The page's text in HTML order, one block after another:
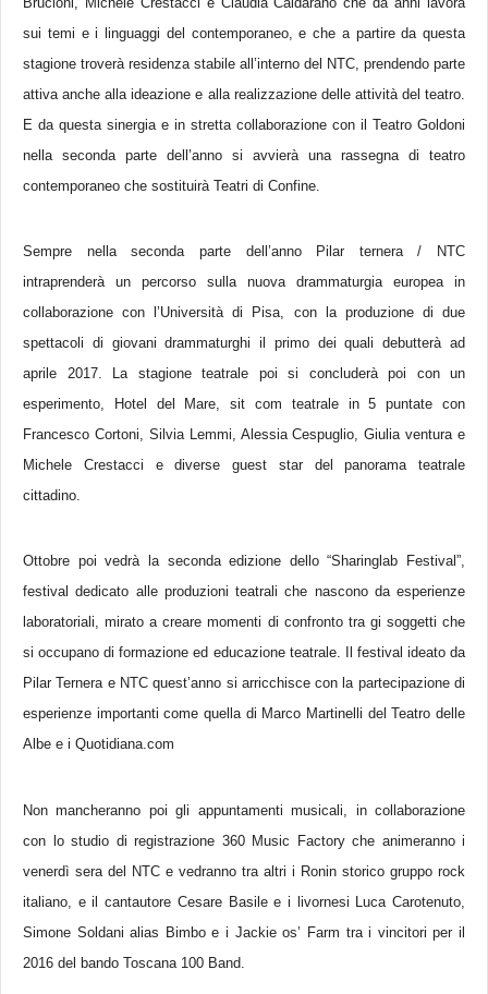
sui temi e i linguaggi del contemporaneo, e che a partire da questa
stagione troverà residenza stabile all’interno del NTC, prendendo parte
attiva anche alla ideazione e alla realizzazione delle attività del teatro.
E da questa sinergia e in stretta collaborazione con il Teatro Goldoni
nella seconda parte dell’anno si avvierà una rassegna di teatro
contemporaneo che sostituirà Teatri di Confine.
Sempre nella seconda parte dell’anno Pilar ternera / NTC
intraprenderà un percorso sulla nuova drammaturgia europea in
collaborazione con l’Università di Pisa, con la produzione di due
spettacoli di giovani drammaturghi il primo dei quali debutterà ad
aprile 2017. La stagione teatrale poi si concluderà poi con un
esperimento, Hotel del Mare, sit com teatrale in 5 puntate con
Francesco Cortoni, Silvia Lemmi, Alessia Cespuglio, Giulia ventura e
Michele Crestacci e diverse guest star del panorama teatrale
cittadino.
Ottobre poi vedrà la seconda edizione dello “Sharinglab Festival”,
festival dedicato alle produzioni teatrali che nascono da esperienze
laboratoriali, mirato a creare momenti di confronto tra gi soggetti che
si occupano di formazione ed educazione teatrale. Il festival ideato da
Pilar Ternera e NTC quest’anno si arricchisce con la partecipazione di
esperienze importanti come quella di Marco Martinelli del Teatro delle
Albe e i Quotidiana.com
Non mancheranno poi gli appuntamenti musicali, in collaborazione
con lo studio di registrazione 360 Music Factory che animeranno i
venerdì sera del NTC e vedranno tra altri i Ronin storico gruppo rock
italiano, e il cantautore Cesare Basile e i livornesi Luca Carotenuto,
Simone Soldani alias Bimbo e i Jackie os’ Farm tra i vincitori per il
2016 del bando Toscana 100 Band.